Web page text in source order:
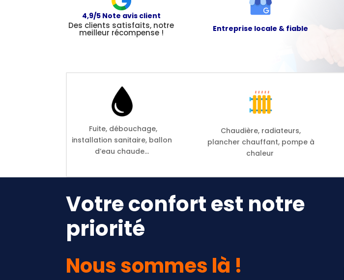
4,9/5 Note avis client
Des clients satisfaits, notre
meilleur récompense ! Entreprise locale & fiable
Fuite, débouchage,
installation sanitaire, ballon
d’eau chaude…
Chaudière, radiateurs,
plancher chauffant, pompe à
chaleur
Votre confort est notre
priorité
Nous sommes là !